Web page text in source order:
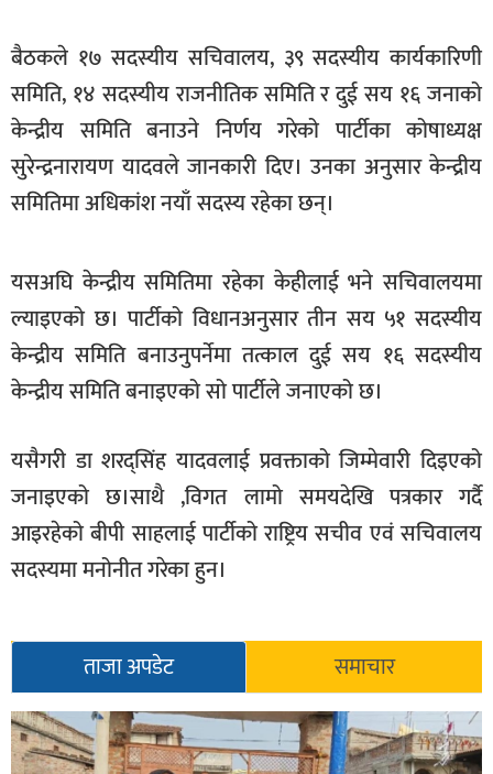
अन्तरबार्ता
अर्थ
खेलकुद
मनोरञ्जन
/
भिडियो
अन्य
समाज
स्वास्थ्य
बैठकले १७ सदस्यीय सचिवालय, ३९ सदस्यीय कार्यकारिणी
समिति, १४ सदस्यीय राजनीतिक समिति र दुई सय १६ जनाको
केन्द्रीय समिति बनाउने निर्णय गरेको पार्टीका कोषाध्यक्ष
सुरेन्द्रनारायण यादवले जानकारी दिए। उनका अनुसार केन्द्रीय
समितिमा अधिकांश नयाँ सदस्य रहेका छन्।
यसअघि केन्द्रीय समितिमा रहेका केहीलाई भने सचिवालयमा
ल्याइएको छ। पार्टीको विधानअनुसार तीन सय ५१ सदस्यीय
केन्द्रीय समिति बनाउनुपर्नेमा तत्काल दुई सय १६ सदस्यीय
केन्द्रीय समिति बनाइएको सो पार्टीले जनाएको छ।
यसैगरी डा शरद्सिंह यादवलाई प्रवक्ताको जिम्मेवारी दिइएको
जनाइएको छ।साथै ,विगत लामो समयदेखि पत्रकार गर्दै
आइरहेको बीपी साहलाई पार्टीको राष्ट्रिय सचीव एवं सचिवालय
सदस्यमा मनोनीत गरेका हुन।
ताजा अपडेट समाचार